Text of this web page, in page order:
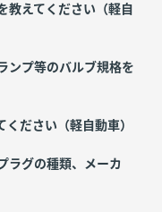
教えてください（軽自
ンプ等のバルブ規格を
ださい（軽自動車）
ラグの種類、メーカ